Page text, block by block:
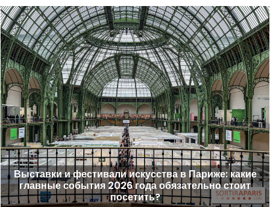
Выставки и фестивали искусства в Париже: какие
главные события 2026 года обязательно стоит
посетить?